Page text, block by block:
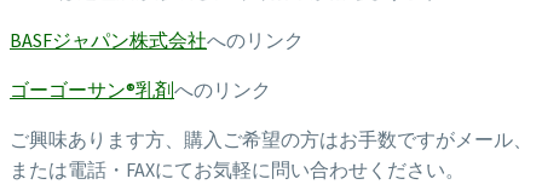
BASFジャパン株式会社へのリンク
ゴーゴーサン®乳剤へのリンク
ご興味あります方、購入ご希望の方はお手数ですがメール、
または電話・FAXにてお気軽に問い合わせください。